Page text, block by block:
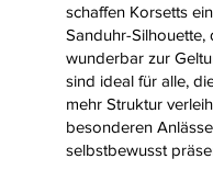
schaffen Korsetts
Sanduhr-Silhouette,
wunderbar zur
sind ideal für alle,
mehr Struktur
besonderen
selbstbewusst